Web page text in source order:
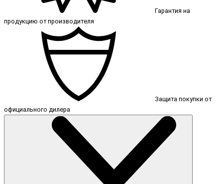
Гарантия на
продукцию от производителя
Защита покупки от
официального дилера